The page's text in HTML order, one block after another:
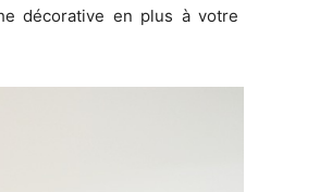
décorative en plus à votre